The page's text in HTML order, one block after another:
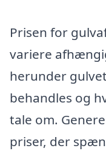
Prisen for
variere
herunder
behandles og
tale om.
priser, der